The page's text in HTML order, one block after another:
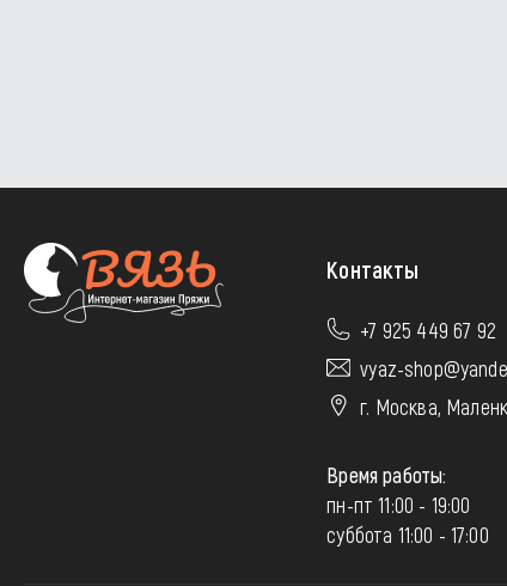
Контакты
+7 925 449 67 92
vyaz-
г. Москва,
Время работы:
пн-пт 11:00 - 19:00
суббота 11:00 - 17:00